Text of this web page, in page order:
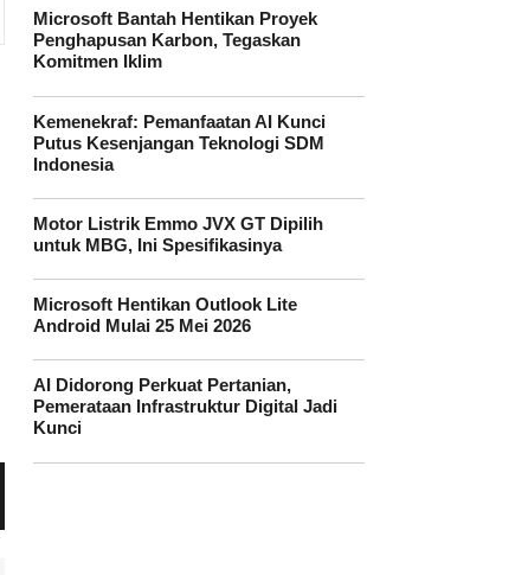
Microsoft Bantah Hentikan Proyek
Penghapusan Karbon, Tegaskan
Komitmen Iklim
Kemenekraf: Pemanfaatan AI Kunci
Putus Kesenjangan Teknologi SDM
Indonesia
Motor Listrik Emmo JVX GT Dipilih
untuk MBG, Ini Spesifikasinya
Microsoft Hentikan Outlook Lite
Android Mulai 25 Mei 2026
AI Didorong Perkuat Pertanian,
Pemerataan Infrastruktur Digital Jadi
Kunci